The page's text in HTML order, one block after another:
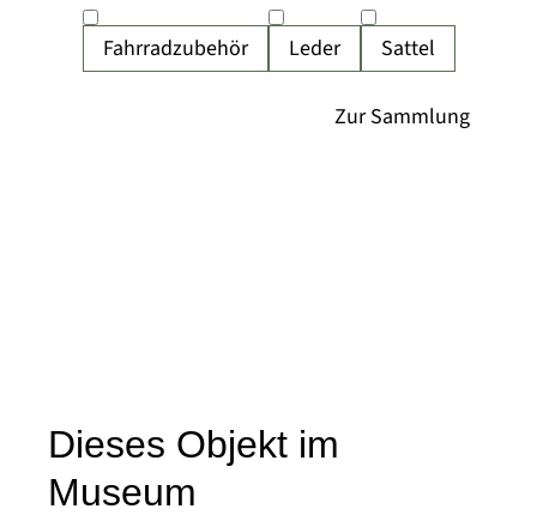
Fahrradzubehör Leder Sattel
Dieses Objekt im
Museum